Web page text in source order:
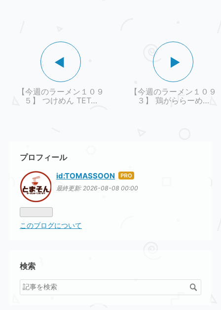
【今週のラーメン１０９
５】 つけめん TET…
【今週のラーメン１０９
３】 鶏がららーめ…
プロフィール
id:TOMASSOON はて
なブ
最終更新: 2026-08-08 00:00
このブログについて
検索